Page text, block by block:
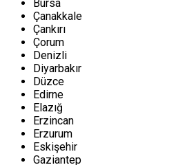
Bursa
Çanakkale
Çankırı
Çorum
Denizli
Diyarbakır
Düzce
Edirne
Elazığ
Erzincan
Erzurum
Eskişehir
Gaziantep